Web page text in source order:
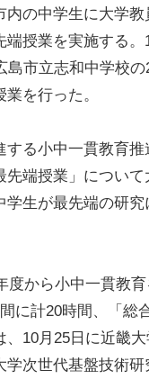
内の中学生に大学教
端授業を実施する。
島市立志和中学校の
を行った。
る小中一貫教育推
先端授業」につい
学生が最先端の研
から小中一貫教
に計20時間、「総
、10月25日に近畿
次世代基盤技術